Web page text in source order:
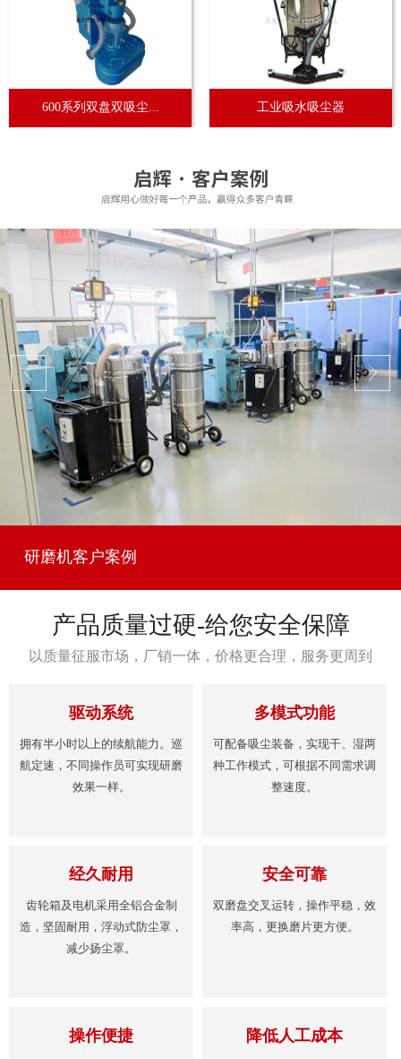
600系列双盘双吸尘... 工业吸水吸尘器
研磨机客户案例
产品质量过硬-给您安全保障
以质量征服市场，厂销一体，价格更合理，服务更周到
驱动系统
拥有半小时以上的续航能力。巡
航定速，不同操作员可实现研磨
效果一样。
多模式功能
可配备吸尘装备，实现干、湿两
种工作模式，可根据不同需求调
整速度。
经久耐用
齿轮箱及电机采用全铝合金制
造，坚固耐用，浮动式防尘罩，
减少扬尘罩。
安全可靠
双磨盘交叉运转，操作平稳，效
率高，更换磨片更方便。
操作便捷 降低人工成本